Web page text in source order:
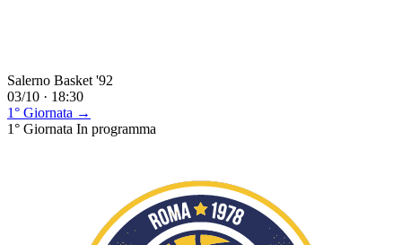
Salerno Basket '92
03/10 · 18:30
1° Giornata →
1° Giornata In programma